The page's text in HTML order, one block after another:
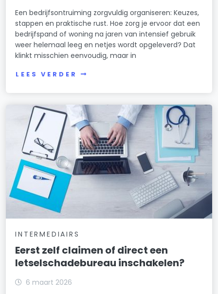
Een bedrijfsontruiming zorgvuldig organiseren: Keuzes,
stappen en praktische rust. Hoe zorg je ervoor dat een
bedrijfspand of woning na jaren van intensief gebruik
weer helemaal leeg en netjes wordt opgeleverd? Dat
klinkt misschien eenvoudig, maar in
LEES VERDER
INTERMEDIAIRS
Eerst zelf claimen of direct een
letselschadebureau inschakelen?
6 maart 2026